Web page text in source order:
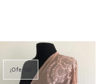
¡Oferta!